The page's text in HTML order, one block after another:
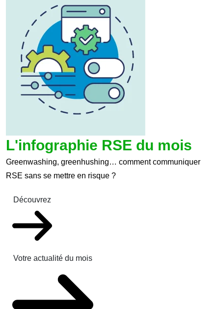
L'infographie RSE du mois
Greenwashing, greenhushing… comment communiquer
RSE sans se mettre en risque ?
Découvrez
Votre actualité du mois